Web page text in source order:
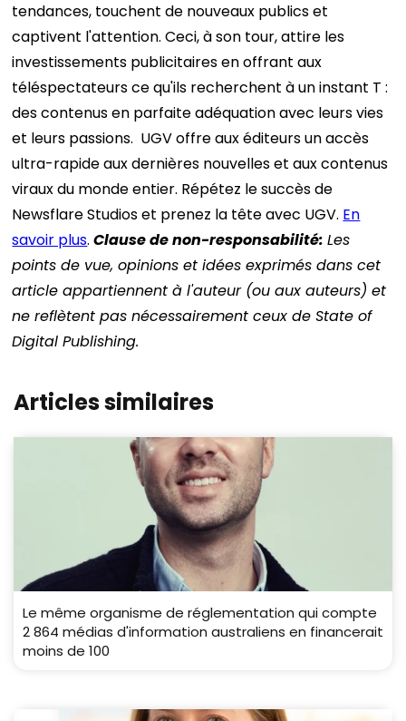
tendances, touchent de nouveaux publics et
captivent l'attention. Ceci, à son tour, attire les
investissements publicitaires en offrant aux
téléspectateurs ce qu'ils recherchent à un instant T :
des contenus en parfaite adéquation avec leurs vies
et leurs passions. UGV offre aux éditeurs un accès
ultra-rapide aux dernières nouvelles et aux contenus
viraux du monde entier. Répétez le succès de
Newsflare Studios et prenez la tête avec UGV. En
savoir plus. Clause de non-responsabilité:Les
points de vue, opinions et idées exprimés dans cet
article appartiennent à l'auteur (ou aux auteurs) et
ne reflètent pas nécessairement ceux de State of
Digital Publishing.
Articles similaires
Le même organisme de réglementation qui compte
2 864 médias d'information australiens en financerait
moins de 100